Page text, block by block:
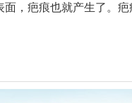
，疤痕也就产生了。